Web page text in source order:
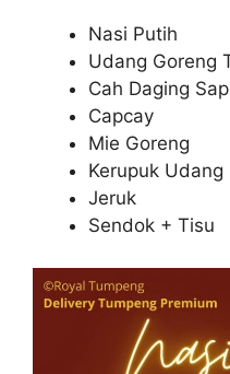
Nasi Putih
Udang Goreng
Cah Daging
Capcay
Mie Goreng
Kerupuk Udang
Jeruk
Sendok + Tisu